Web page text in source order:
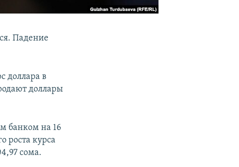
Падение
доллара в
доллары
банком на 16
роста курса
сома.